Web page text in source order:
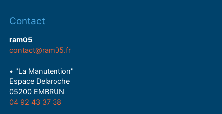
Contact
ram05
contact@ram05.fr
• "La Manutention"
Espace Delaroche
05200 EMBRUN
04 92 43 37 38